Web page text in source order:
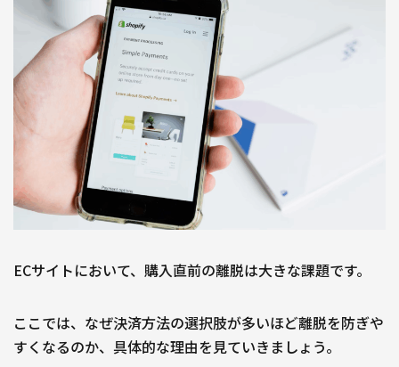
ECサイトにおいて、購入直前の離脱は大きな課題です。
ここでは、なぜ決済方法の選択肢が多いほど離脱を防ぎや
すくなるのか、具体的な理由を見ていきましょう。